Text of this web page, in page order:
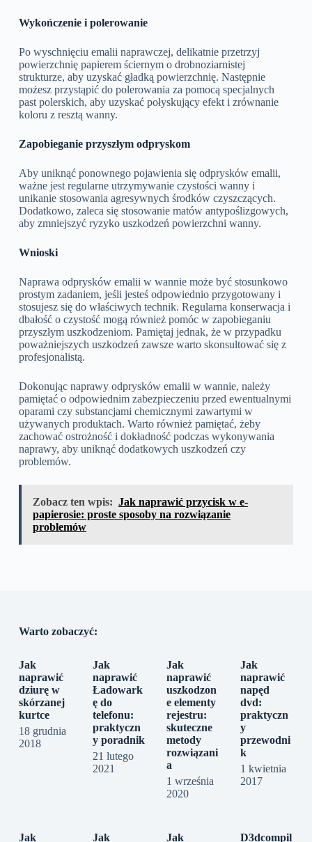
Wykończenie i polerowanie
Po wyschnięciu emalii naprawczej, delikatnie przetrzyj
powierzchnię papierem ściernym o drobnoziarnistej
strukturze, aby uzyskać gładką powierzchnię. Następnie
możesz przystąpić do polerowania za pomocą specjalnych
past polerskich, aby uzyskać połyskujący efekt i zrównanie
koloru z resztą wanny.
Zapobieganie przyszłym odpryskom
Aby uniknąć ponownego pojawienia się odprysków emalii,
ważne jest regularne utrzymywanie czystości wanny i
unikanie stosowania agresywnych środków czyszczących.
Dodatkowo, zaleca się stosowanie matów antypoślizgowych,
aby zmniejszyć ryzyko uszkodzeń powierzchni wanny.
Wnioski
Naprawa odprysków emalii w wannie może być stosunkowo
prostym zadaniem, jeśli jesteś odpowiednio przygotowany i
stosujesz się do właściwych technik. Regularna konserwacja i
dbałość o czystość mogą również pomóc w zapobieganiu
przyszłym uszkodzeniom. Pamiętaj jednak, że w przypadku
poważniejszych uszkodzeń zawsze warto skonsultować się z
profesjonalistą.
Dokonując naprawy odprysków emalii w wannie, należy
pamiętać o odpowiednim zabezpieczeniu przed ewentualnymi
oparami czy substancjami chemicznymi zawartymi w
używanych produktach. Warto również pamiętać, żeby
zachować ostrożność i dokładność podczas wykonywania
naprawy, aby uniknąć dodatkowych uszkodzeń czy
problemów.
Zobacz ten wpis: Jak naprawić przycisk w e-
papierosie: proste sposoby na rozwiązanie
problemów
Warto zobaczyć:
Jak
naprawić
dziurę w
skórzanej
kurtce
18 grudnia
2018
Jak
naprawić
Ładowark
ę do
telefonu:
praktyczn
y poradnik
21 lutego
2021
Jak
naprawić
uszkodzon
e elementy
rejestru:
skuteczne
metody
rozwiązani
a
1 września
2020
Jak
naprawić
napęd
dvd:
praktyczn
y
przewodni
k
1 kwietnia
2017
Jak Jak Jak D3dcompil